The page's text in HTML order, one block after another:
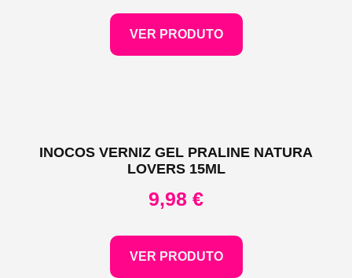
VER PRODUTO
INOCOS VERNIZ GEL PRALINE NATURA
LOVERS 15ML
9,98 €
VER PRODUTO